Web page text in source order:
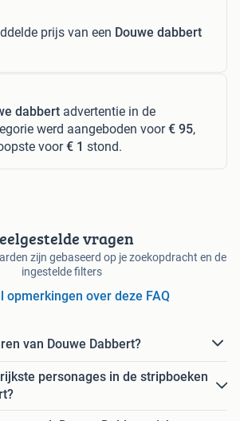
prijs van een Douwe dabbert
dabbert advertentie in de
werd aangeboden voor€ 95,
voor€ 1 stond.
vragen
zijn gebaseerd op je zoekopdracht en de
ingestelde filters
opmerkingen over deze FAQ
van Douwe Dabbert?
personages in de stripboeken